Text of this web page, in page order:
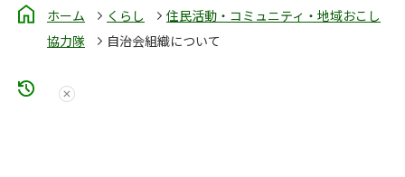
ホーム くらし
住民活動・コミュニティ・地域おこし
協力隊
自治会組織について